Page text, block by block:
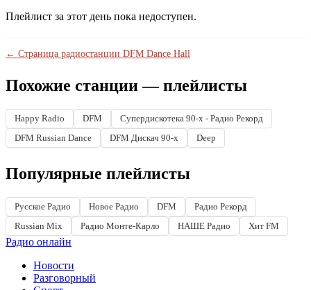
Плейлист за этот день пока недоступен.
← Страница радиостанции DFM Dance Hall
Похожие станции — плейлисты
Happy Radio DFM
Супердискотека 90-х - Радио Рекорд
DFM Russian Dance
DFM Дискач 90-х Deep
Популярные плейлисты
Русское Радио Новое Радио DFM
Радио Рекорд
Russian Mix
Радио Монте-Карло НАШЕ Радио Хит FM
Радио онлайн
Новости
Разговорный